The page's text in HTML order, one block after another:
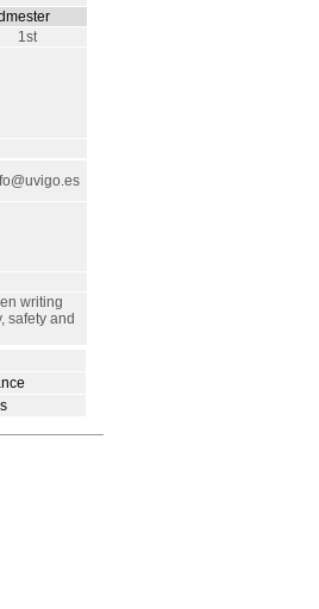
1st
writing
safety and